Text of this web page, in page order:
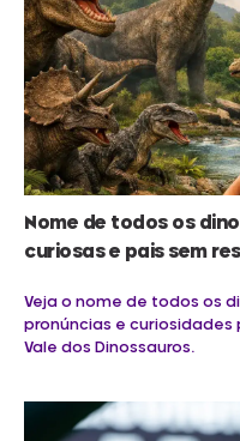
Nome de todos os
curiosas e pais sem
Veja o nome de todos os
pronúncias e curiosidades
Vale dos Dinossauros.